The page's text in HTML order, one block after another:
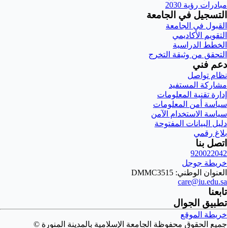
مبادرات رؤية 2030
التسجيل في الجامعة
القبول في الجامعة
التقويم الأكاديمي
الخطط الدراسية
التحقق من وثيقة التخرج
دعم فني
نظام تواصل
مشاركة المستفيد
إدارة تقنية المعلومات
سياسة أمن المعلومات
سياسة الاستخدام الآمن
دليل البيانات المفتوحة
بلاغ رقمي
اتصل بنا
920022042
خريطة جوجل
العنوان الوطني: DMMC3515
care@iu.edu.sa
تابعنا
تطبيق الجوال
خريطة الموقع
جميع الحقوق محفوظة الجامعة الإسلامية بالمدينة المنورة ©